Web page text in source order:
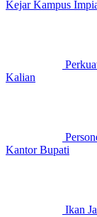
Kejar Kampus
Kalian
Kantor Bupati
Ikan